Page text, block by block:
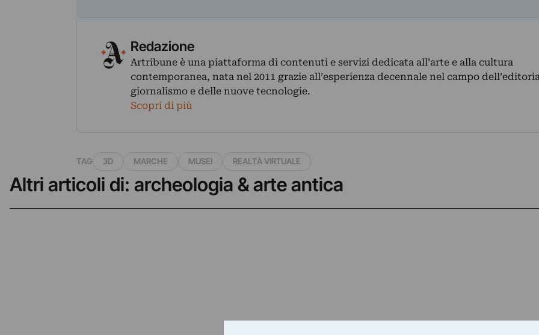
Redazione
Artribune è una piattaforma di contenuti e servizi dedicata all’arte e alla cultura
contemporanea, nata nel 2011 grazie all’esperienza decennale nel campo
giornalismo e delle nuove tecnologie.
Scopri di più
TAG 3D MARCHE MUSEI REALTÀ VIRTUALE
Altri articoli di: archeologia & arte antica